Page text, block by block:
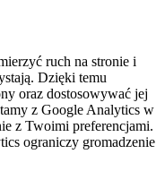
ruch na stronie i
Dzięki temu
oraz dostosowywać jej
z Google Analytics w
z Twoimi preferencjami.
ograniczy gromadzenie